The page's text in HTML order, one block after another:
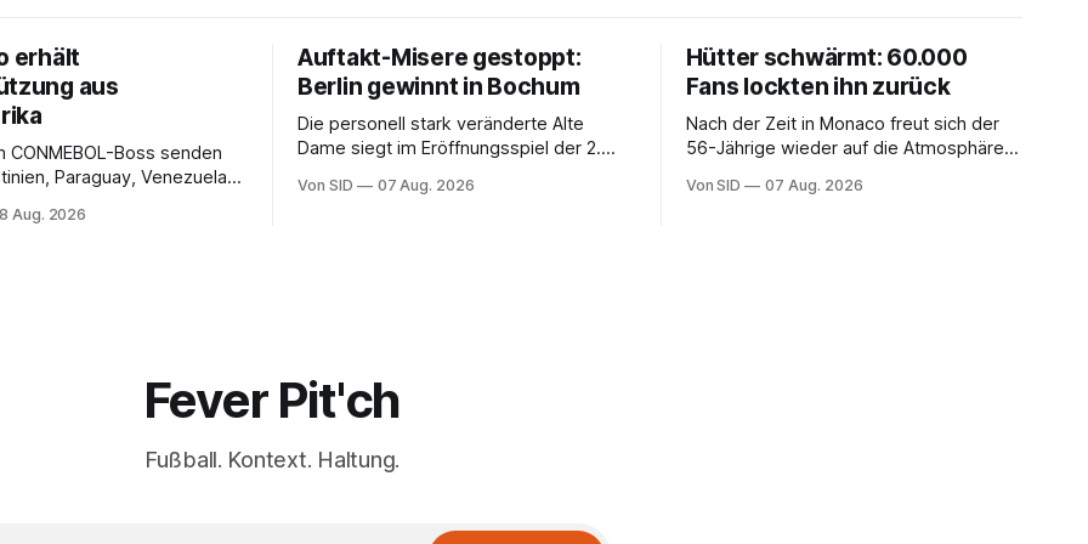
erhält
aus
CONMEBOL-Boss senden
Paraguay, Venezuela
Aug. 2026
Auftakt-Misere gestoppt:
Berlin gewinnt in Bochum
Die personell stark veränderte Alte
Dame siegt im Eröffnungsspiel der 2.
Von SID 07 Aug. 2026
Hütter schwärmt: 60.000
Fans lockten ihn zurück
Nach der Zeit in Monaco freut sich der
56-Jährige wieder auf die Atmosphäre in
Von SID 07 Aug. 2026
Fever Pit'ch
Fußball. Kontext. Haltung.